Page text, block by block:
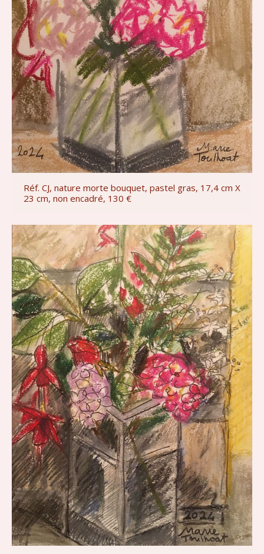
Réf. CJ, nature morte bouquet, pastel gras, 17,4 cm X
23 cm, non encadré, 130 €